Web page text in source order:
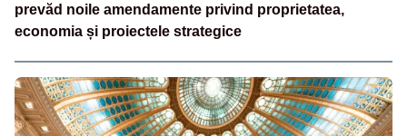
prevăd noile amendamente privind proprietatea,
economia și proiectele strategice